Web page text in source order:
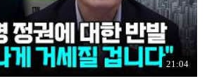
21:04